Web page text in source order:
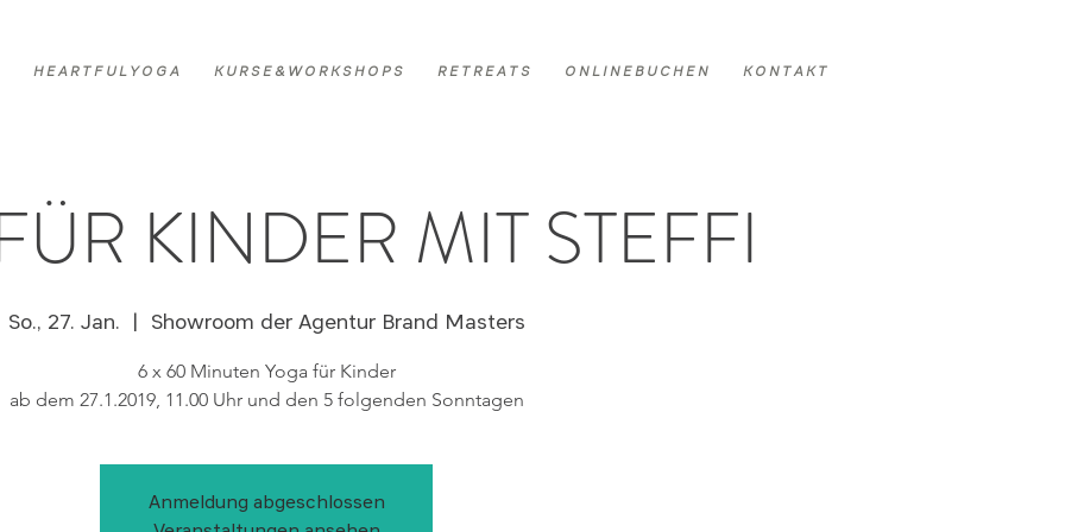
H E A R T F U L Y O G A K U R S E & W O R K S H O P S R E T R E A T S O N L I N E B U C H E N K O N T A K T
KINDER MIT STEFFI
So., 27. Jan. Showroom der Agentur Brand Masters
6 x 60 Minuten Yoga für Kinder
ab dem 27.1.2019, 11.00 Uhr und den 5 folgenden Sonntagen
Anmeldung abgeschlossen